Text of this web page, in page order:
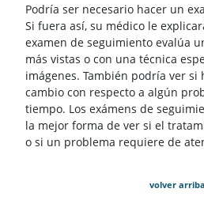
Podría ser necesario hacer un
Si fuera así, su médico le
examen de seguimiento evalúa
más vistas o con una técnica
imágenes. También podría ver si
cambio con respecto a algún
tiempo. Los exámens de
la mejor forma de ver si el
o si un problema requiere de
volver arriba